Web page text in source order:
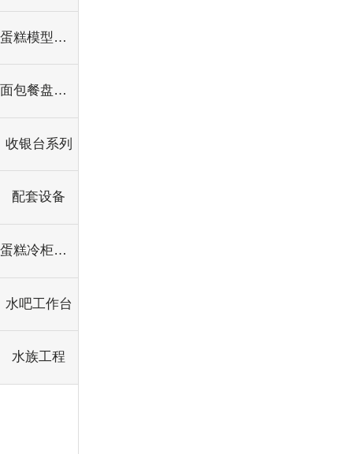
蛋糕模型柜系列
面包餐盘台系列
收银台系列
配套设备
蛋糕冷柜系列
水吧工作台
水族工程